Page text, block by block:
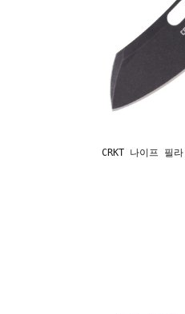
CRKT 나이프 필